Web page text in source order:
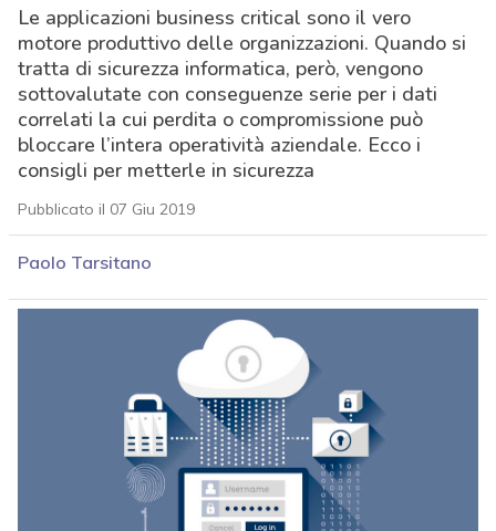
Le applicazioni business critical sono il vero
motore produttivo delle organizzazioni. Quando si
tratta di sicurezza informatica, però, vengono
sottovalutate con conseguenze serie per i dati
correlati la cui perdita o compromissione può
bloccare l’intera operatività aziendale. Ecco i
consigli per metterle in sicurezza
Pubblicato il 07 Giu 2019
Paolo Tarsitano